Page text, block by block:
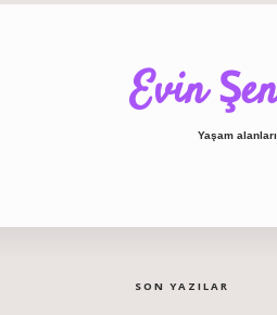
Evin
Yaşam
SON YAZILAR